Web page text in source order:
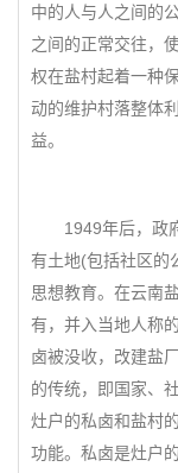
中的人与人之间的
之间的正常交往，
权在盐村起着一种
动的维护村落整体
益。
1949年后，政府
有土地(包括社区的
思想教育。在云南
有，并入当地人称
卤被没收，改建盐
的传统，即国家、
灶户的私卤和盐村
功能。私卤是灶户